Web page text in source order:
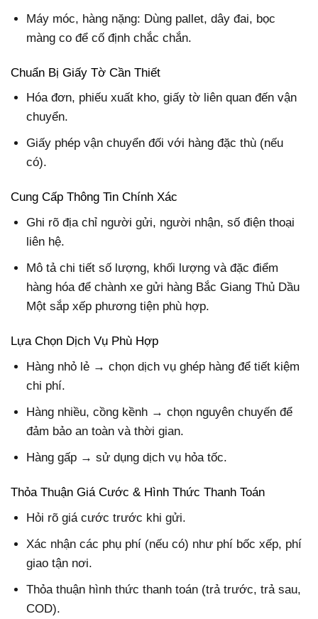
Máy móc, hàng nặng: Dùng pallet, dây đai, bọc
màng co để cố định chắc chắn.
Chuẩn Bị Giấy Tờ Cần Thiết
Hóa đơn, phiếu xuất kho, giấy tờ liên quan đến vận
chuyển.
Giấy phép vận chuyển đối với hàng đặc thù (nếu
có).
Cung Cấp Thông Tin Chính Xác
Ghi rõ địa chỉ người gửi, người nhận, số điện thoại
liên hệ.
Mô tả chi tiết số lượng, khối lượng và đặc điểm
hàng hóa để chành xe gửi hàng Bắc Giang Thủ Dầu
Một sắp xếp phương tiện phù hợp.
Lựa Chọn Dịch Vụ Phù Hợp
Hàng nhỏ lẻ → chọn dịch vụ ghép hàng để tiết kiệm
chi phí.
Hàng nhiều, cồng kềnh → chọn nguyên chuyến để
đảm bảo an toàn và thời gian.
Hàng gấp → sử dụng dịch vụ hỏa tốc.
Thỏa Thuận Giá Cước & Hình Thức Thanh Toán
Hỏi rõ giá cước trước khi gửi.
Xác nhận các phụ phí (nếu có) như phí bốc xếp, phí
giao tận nơi.
Thỏa thuận hình thức thanh toán (trả trước, trả sau,
COD).